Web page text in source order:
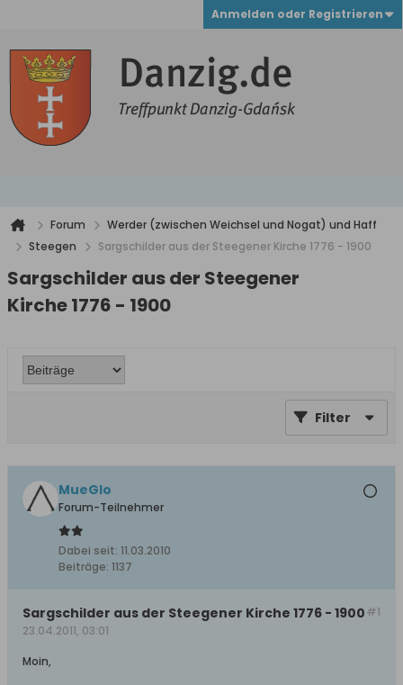
Anmelden oder Registrieren
Forum
Werder (zwischen Weichsel und Nogat) und Haff
Steegen
Sargschilder aus der Steegener Kirche 1776 - 1900
Sargschilder aus der Steegener
Kirche 1776 - 1900
Filter
MueGlo
Forum-Teilnehmer
Dabei seit: 11.03.2010
Beiträge: 1137
#1
Sargschilder aus der Steegener Kirche 1776 - 1900
23.04.2011, 03:01
Moin,